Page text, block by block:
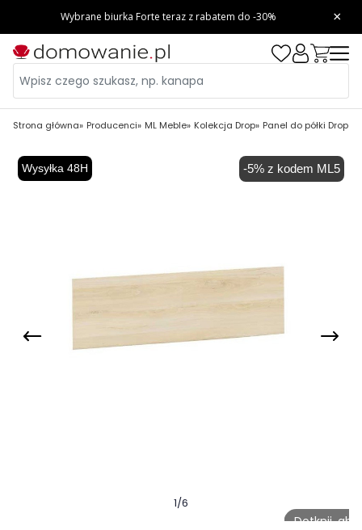
Strona główna Producenci ML Meble Kolekcja Drop Panel do półki Drop
-5% z kodem ML5
Wysyłka 48H
Dotknij,
1/6